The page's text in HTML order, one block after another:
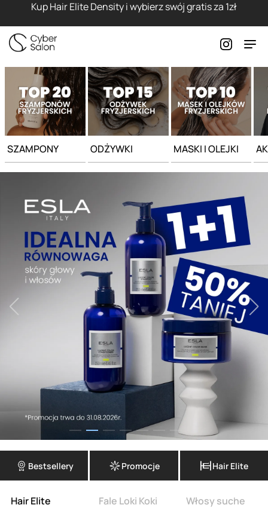
Kup Hair Elite Density i wybierz swój gratis za 1zł
SZAMPONY ODŻYWKI MASKI I OLEJKI
Bestsellery Promocje Hair Elite
Hair Elite Fale Loki Koki Włosy suche
Strona główna - Cyber Salon